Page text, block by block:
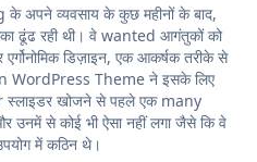
के अपने व्यवसाय के कुछ महीनों के बाद,
ढूंढ रही थी। वे wanted आगंतुकों को
डिज़ाइन, एक आकर्षक तरीके से
WordPress Theme ने इसके लिए
स्लाइडर खोजने से पहले एक many
से कोई भी ऐसा नहीं लगा जैसे कि वे
में कठिन थे।